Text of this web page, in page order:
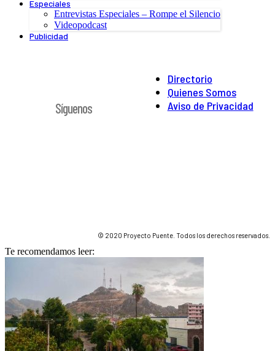
Especiales
Entrevistas Especiales – Rompe el Silencio
Videopodcast
Publicidad
Directorio
Quienes Somos
Aviso de Privacidad
Síguenos
© 2020 Proyecto Puente. Todos los derechos reservados.
Te recomendamos leer: